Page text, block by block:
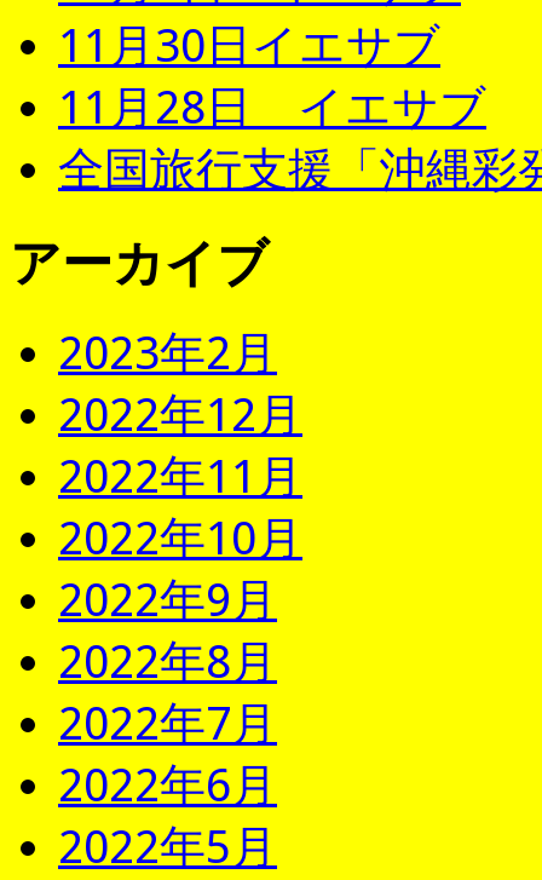
11月30日イエサブ
11月28日 イエサブ
全国旅行支援「沖縄
アーカイブ
2023年2月
2022年12月
2022年11月
2022年10月
2022年9月
2022年8月
2022年7月
2022年6月
2022年5月